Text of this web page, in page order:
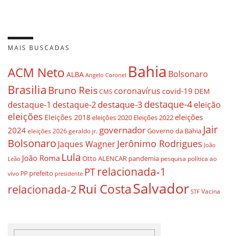
MAIS BUSCADAS
ACM Neto ALBA Angelo Coronel Bahia Bolsonaro
BrasiliaBruno ReisCMS coronavírus covid-19 DEM
destaque-1 destaque-2destaque-3 destaque-4eleição
eleições Eleições 2018eleições 2020 Eleições 2022eleições
2024 eleições 2026 geraldo jr. governadorGoverno da Bahia Jair
Bolsonaro Jaques WagnerJerônimo Rodrigues João
Leão João Roma Lula Otto ALENCAR pandemia pesquisa política ao
vivo PP prefeito presidente PTrelacionada-1
relacionada-2 Rui CostaSalvador STF Vacina